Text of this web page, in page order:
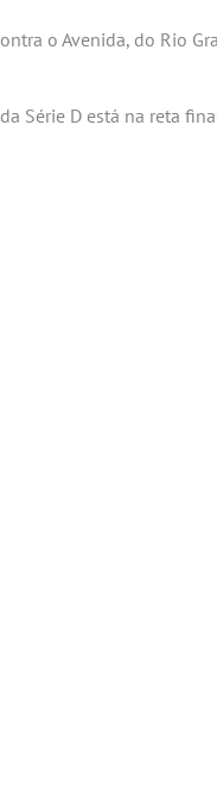
o Avenida, do Rio
Série D está na reta